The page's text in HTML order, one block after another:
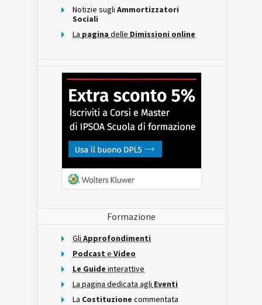
Notizie sugli Ammortizzatori
Sociali
La pagina delle Dimissioni online
Formazione
Gli Approfondimenti
Podcast e Video
Le Guide interattive
La pagina dedicata agli Eventi
La Costituzione commentata